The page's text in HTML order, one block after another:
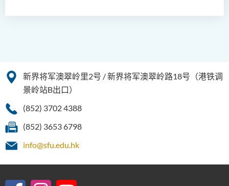
新界将军澳翠岭里2号 / 新界将军澳翠岭路18号（港铁调
景岭站B出口）
(852) 3702 4388
(852) 3653 6798
info@sfu.edu.hk